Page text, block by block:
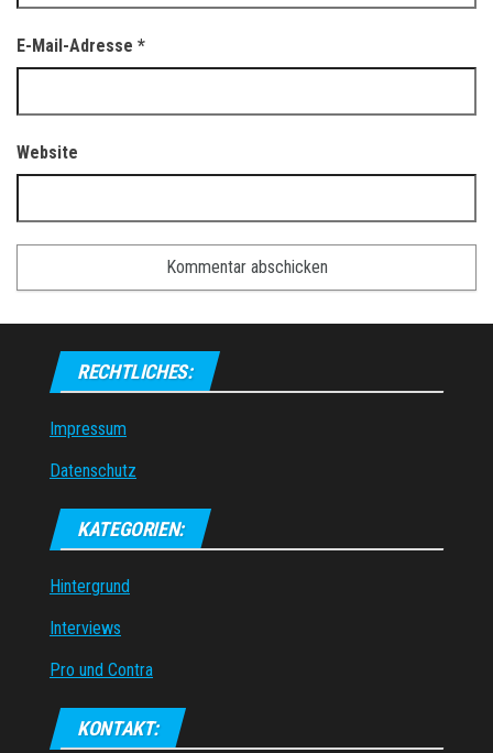
E-Mail-Adresse *
Website
RECHTLICHES:
Impressum
Datenschutz
KATEGORIEN:
Hintergrund
Interviews
Pro und Contra
KONTAKT: